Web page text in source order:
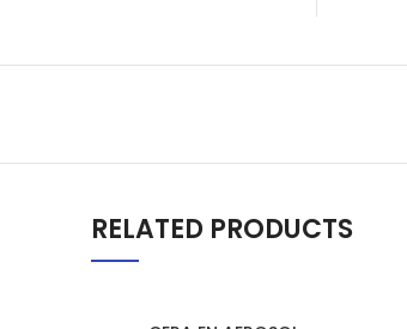
RELATED PRODUCTS